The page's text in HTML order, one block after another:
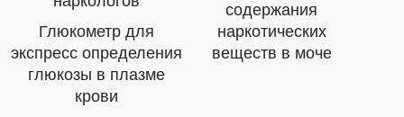
Глюкометр для
экспресс определения
глюкозы в плазме
крови
содержания
наркотических
веществ в моче